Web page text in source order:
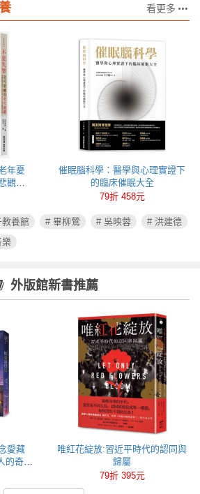
看更多
年憂
觀易
！照
催眠腦科學：醫學與心理實證下
的臨床催眠大全
79折 458元
養館 # 畢柳鶯 # 吳映蓉
# 洪建德
樂
外版館新書推薦
愛藏
的奇蹟
落淚
唯紅花綻放:習近平時代的認同與
歸屬
79折 395元